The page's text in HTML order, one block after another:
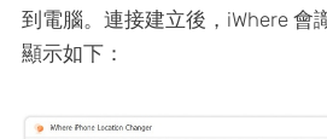
到電腦。連接建立後，iWhere 會
顯示如下：